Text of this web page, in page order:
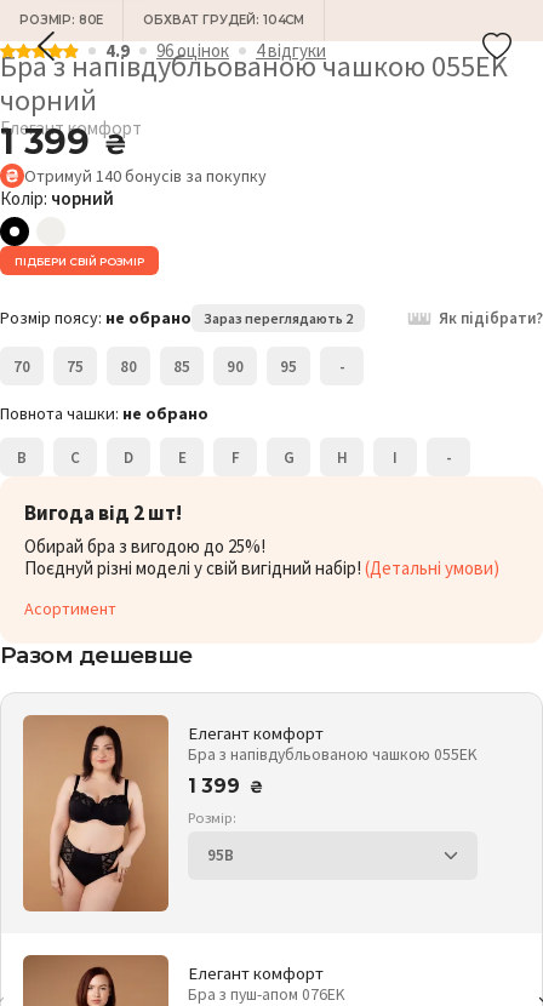
РОЗМІР: 80E ОБХВАТ ГРУДЕЙ: 104СМ
4.9 96 оцiнок 4 відгуки
Бра з напівдубльованою чашкою 055EK
чорний
Елегант комфорт
1 399 ₴
Отримуй 140бонусів за покупку
Колір: чорний
ПІДБЕРИ СВІЙ РОЗМІР
Розмір поясу: не обрано Зараз переглядають 2 Як підібрати?
70 75 80 85 90 95 -
Повнота чашки: не обрано
B C D E F G H I -
Вигода від 2 шт!
Обирай бра з вигодою до 25%!
Поєднуй різні моделі у свій вигідний набір! (Детальні умови)
Асортимент
Разом дешевше
Елегант комфорт
Бра з напівдубльованою чашкою 055EK
1 399
₴
Розмір:
Елегант комфорт
Бра з пуш-апом 076EK